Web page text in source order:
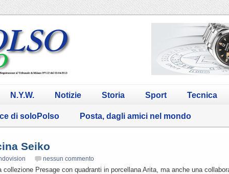
N.Y.W. Notizie Storia Sport Tecnica
di soloPolso Posta, dagli amici nel mondo
Seiko
nessun commento
collezione Presage con quadranti in porcellana Arita, ma anche una